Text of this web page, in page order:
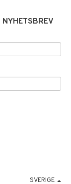
SVERIGE